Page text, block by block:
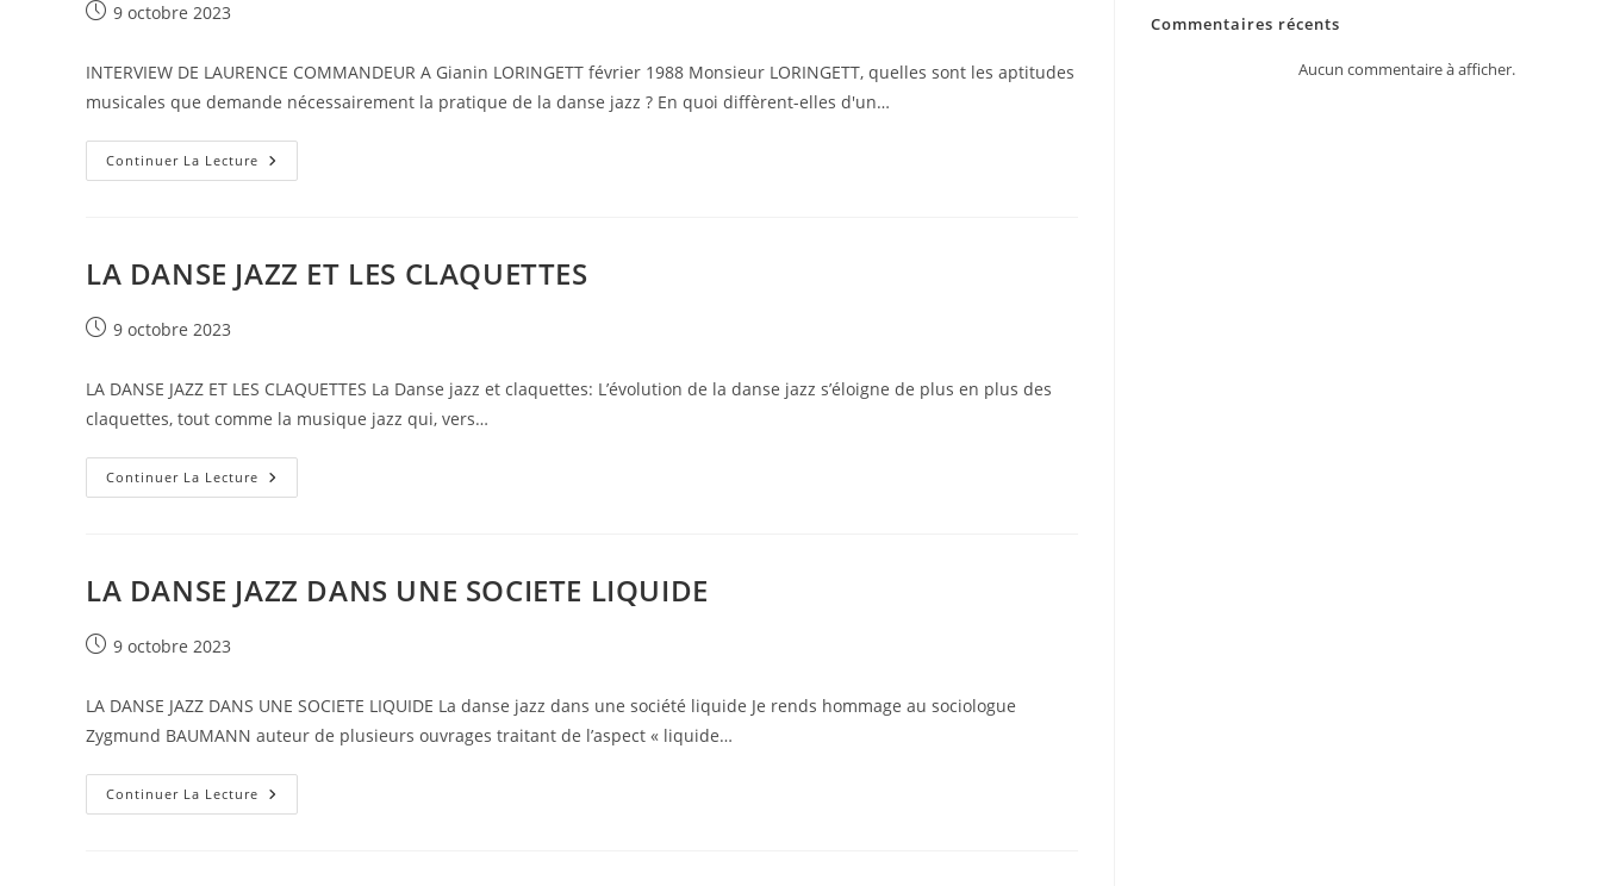
9 octobre 2023
INTERVIEW DE LAURENCE COMMANDEUR A Gianin LORINGETT février 1988 Monsieur LORINGETT, quelles sont les aptitudes
musicales que demande nécessairement la pratique de la danse jazz ? En quoi diffèrent-elles d'un…
Continuer La Lecture
LA DANSE JAZZ ET LES CLAQUETTES
9 octobre 2023
LA DANSE JAZZ ET LES CLAQUETTES La Danse jazz et claquettes: L’évolution de la danse jazz s’éloigne de plus en plus des
claquettes, tout comme la musique jazz qui, vers…
Continuer La Lecture
LA DANSE JAZZ DANS UNE SOCIETE LIQUIDE
9 octobre 2023
LA DANSE JAZZ DANS UNE SOCIETE LIQUIDE La danse jazz dans une société liquide Je rends hommage au sociologue
Zygmund BAUMANN auteur de plusieurs ouvrages traitant de l’aspect « liquide…
Continuer La Lecture
Commentaires récents
Aucun commentaire à afficher.